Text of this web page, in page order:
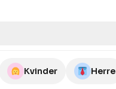
Kvinder Herre